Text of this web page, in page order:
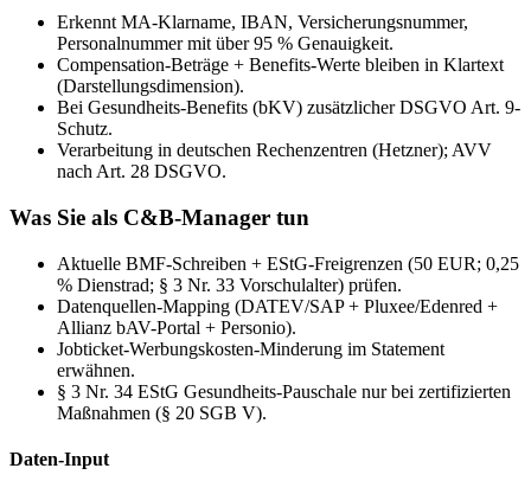
Erkennt MA-Klarname, IBAN, Versicherungsnummer,
Personalnummer mit über 95 % Genauigkeit.
Compensation-Beträge + Benefits-Werte bleiben in Klartext
(Darstellungsdimension).
Bei Gesundheits-Benefits (bKV) zusätzlicher DSGVO Art. 9-
Schutz.
Verarbeitung in deutschen Rechenzentren (Hetzner); AVV
nach Art. 28 DSGVO.
Was Sie als C&B-Manager tun
Aktuelle BMF-Schreiben + EStG-Freigrenzen (50 EUR; 0,25
% Dienstrad; § 3 Nr. 33 Vorschulalter) prüfen.
Datenquellen-Mapping (DATEV/SAP + Pluxee/Edenred +
Allianz bAV-Portal + Personio).
Jobticket-Werbungskosten-Minderung im Statement
erwähnen.
§ 3 Nr. 34 EStG Gesundheits-Pauschale nur bei zertifizierten
Maßnahmen (§ 20 SGB V).
Daten-Input